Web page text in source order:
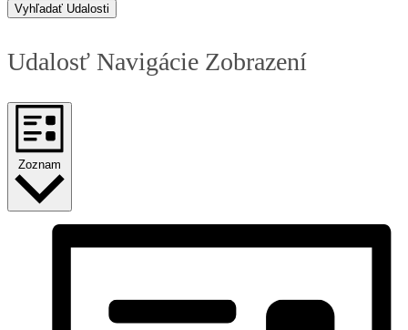
Vyhľadať Udalosti
Udalosť Navigácie Zobrazení
Zoznam